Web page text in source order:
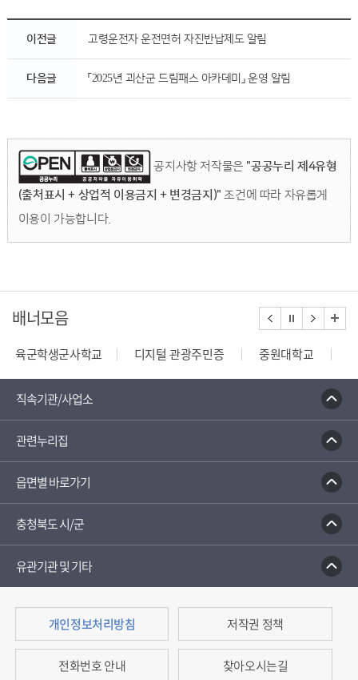
이전글 고령운전자 운전면허 자진반납제도 알림
다음글 「2025년 괴산군 드림패스 아카데미」 운영 알림
공지사항 저작물은 "공공누리 제4유형
(출처표시 + 상업적 이용금지 + 변경금지)" 조건에 따라 자유롭게
이용이 가능합니다.
배너모음
육군학생군사학교 디지털 관광주민증 중원대학교
직속기관/사업소
관련누리집
읍면별 바로가기
충청북도 시/군
유관기관 및 기타
개인정보처리방침 저작권 정책
전화번호 안내 찾아오시는길